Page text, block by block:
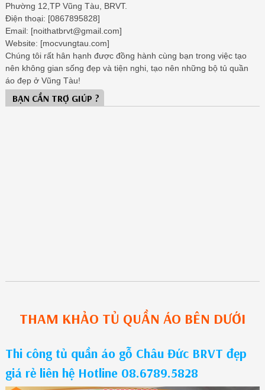
Phường 12,TP Vũng Tàu, BRVT.
Điện thoại: [0867895828]
Email: [noithatbrvt@gmail.com]
Website: [mocvungtau.com]
Chúng tôi rất hân hạnh được đồng hành cùng bạn trong việc tạo
nên không gian sống đẹp và tiện nghi, tạo nên những bộ tủ quần
áo đẹp ở Vũng Tàu!
BẠN CẦN TRỢ GIÚP ?
THAM KHẢO TỦ QUẦN ÁO BÊN DƯỚI
Thi công tủ quần áo gỗ Châu Đức BRVT đẹp
giá rẻ liên hệ Hotline 08.6789.5828